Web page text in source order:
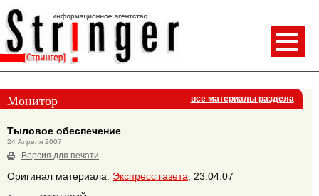
Монитор все материалы раздела
Тыловое обеспечение
24 Апреля 2007
Версия для печати
Оригинал материала: Экспресс газета, 23.04.07